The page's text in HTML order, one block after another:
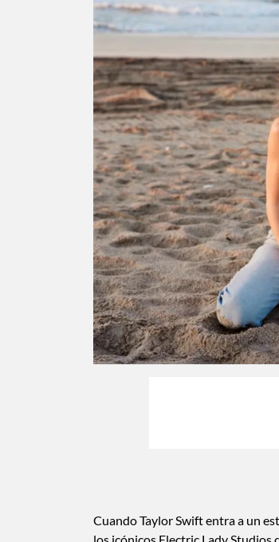
Cuando Taylor Swift entra a un
los icónicos Electric Lady Studios